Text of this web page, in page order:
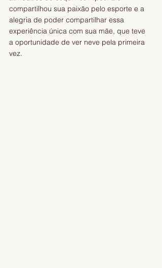
compartilhou sua paixão pelo esporte e a
alegria de poder compartilhar essa
experiência única com sua mãe, que teve
a oportunidade de ver neve pela primeira
vez.